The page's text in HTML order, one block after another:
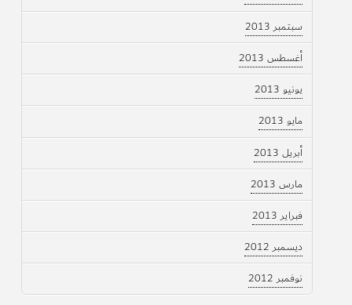
سبتمبر 2013
أغسطس 2013
يونيو 2013
مايو 2013
أبريل 2013
مارس 2013
فبراير 2013
ديسمبر 2012
نوفمبر 2012